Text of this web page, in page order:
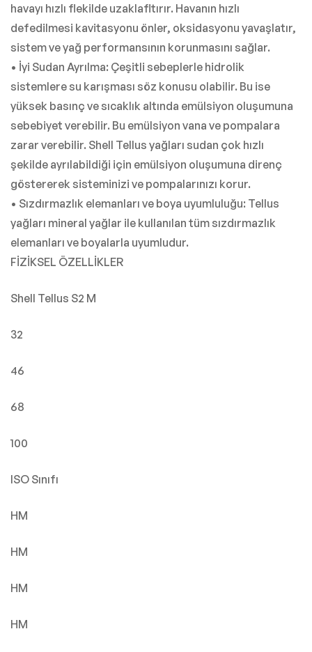
havayı hızlı flekilde uzaklafltırır. Havanın hızlı
defedilmesi kavitasyonu önler, oksidasyonu yavaşlatır,
sistem ve yağ performansının korunmasını sağlar.
• İyi Sudan Ayrılma: Çeşitli sebeplerle hidrolik
sistemlere su karışması söz konusu olabilir. Bu ise
yüksek basınç ve sıcaklık altında emülsiyon oluşumuna
sebebiyet verebilir. Bu emülsiyon vana ve pompalara
zarar verebilir. Shell Tellus yağları sudan çok hızlı
şekilde ayrılabildiği için emülsiyon oluşumuna direnç
göstererek sisteminizi ve pompalarınızı korur.
• Sızdırmazlık elemanları ve boya uyumluluğu: Tellus
yağları mineral yağlar ile kullanılan tüm sızdırmazlık
elemanları ve boyalarla uyumludur.
FİZİKSEL ÖZELLİKLER
Shell Tellus S2 M
32
46
68
100
ISO Sınıfı
HM
HM
HM
HM